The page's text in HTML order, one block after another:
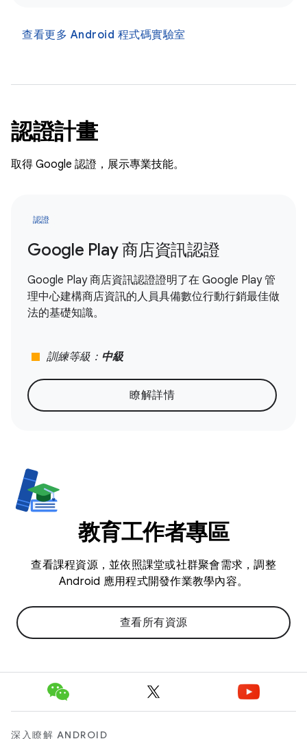
查看更多 Android 程式碼實驗室
認證計畫
取得 Google 認證，展示專業技能。
認證
Google Play 商店資訊認證
Google Play 商店資訊認證證明了在 Google Play 管
理中心建構商店資訊的人員具備數位行動行銷最佳做
法的基礎知識。
stop 訓練等級： 中級
瞭解詳情
教育工作者專區
查看課程資源，並依照課堂或社群聚會需求，調整
Android 應用程式開發作業教學內容。
查看所有資源
深入瞭解 ANDROID